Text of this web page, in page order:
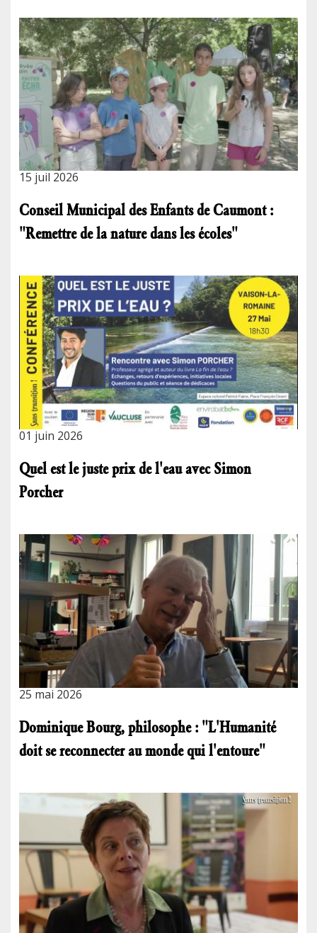
15 juil 2026
Conseil Municipal des Enfants de Caumont :
"Remettre de la nature dans les écoles"
01 juin 2026
Quel est le juste prix de l'eau avec Simon
Porcher
25 mai 2026
Dominique Bourg, philosophe : "L'Humanité
doit se reconnecter au monde qui l'entoure"